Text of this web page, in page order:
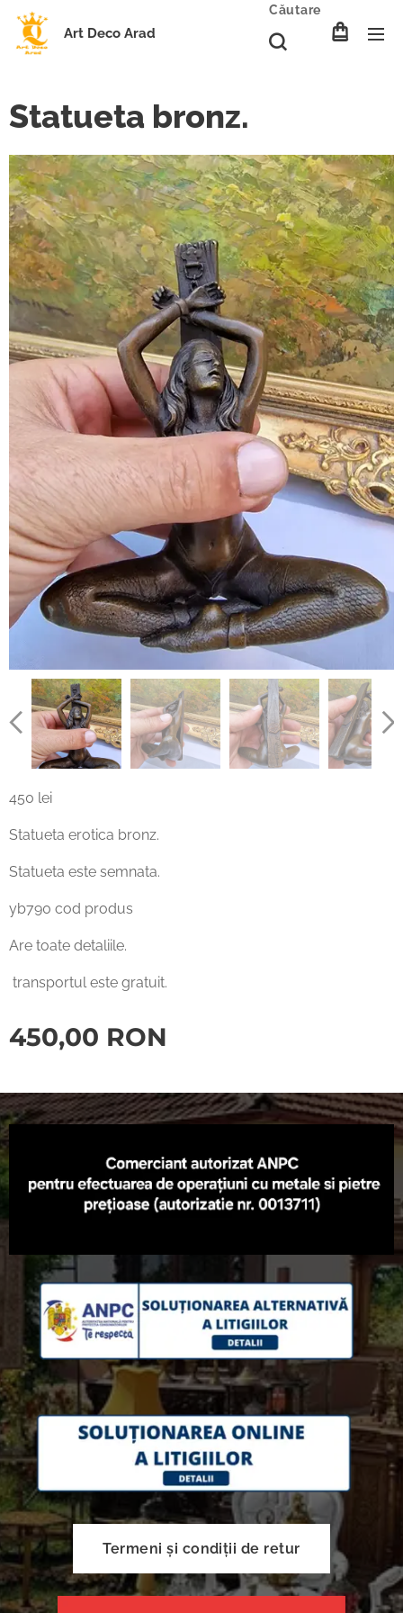
Art Deco Arad
Căutare
Statueta bronz.
450 lei
Statueta erotica bronz.
Statueta este semnata.
yb790 cod produs
Are toate detaliile.
transportul este gratuit.
450,00 RON
Termeni și condiții de retur